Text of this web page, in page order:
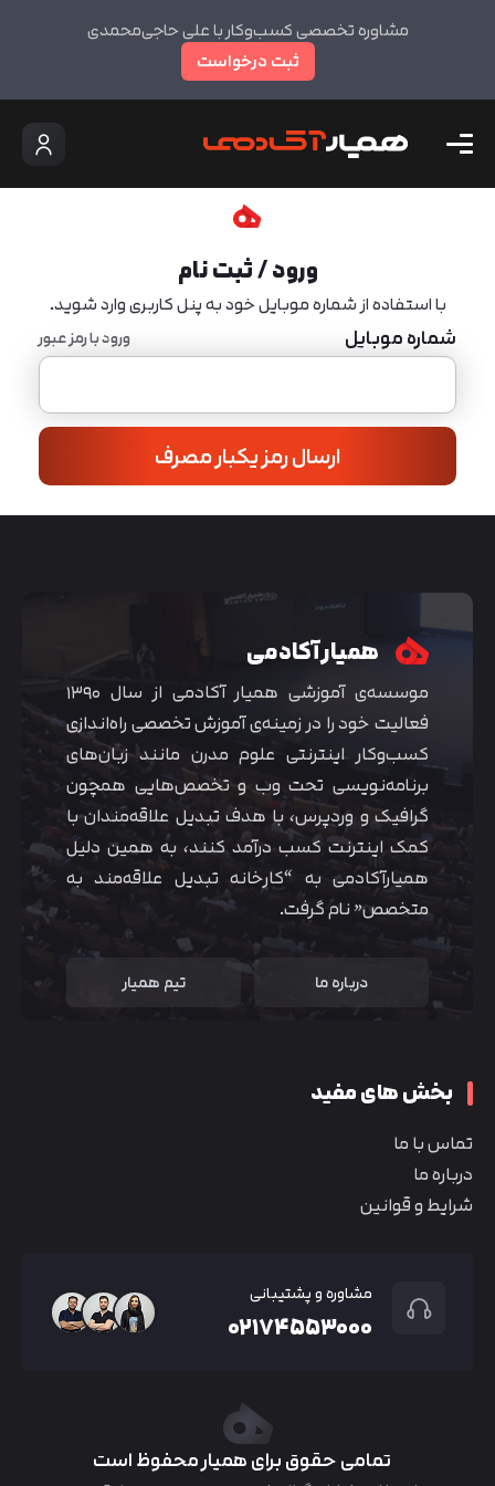
مشاوره تخصصی کسب‌وکار با علی حاجی‌محمدی
ثبت درخواست
ورود / ثبت نام
با استفاده از شماره موبایل خود به پنل کاربری وارد شوید.
شماره موبایل ورود با رمز عبور
ارسال رمز یکبار مصرف
همیار آکادمی
موسسه‌ی آموزشی همیار آکادمی از سال ۱۳۹۰
فعالیت خود را در زمینه‌ی آموزش تخصصی راه‌اندازی
کسب‌و‌کار اینترنتی علوم مدرن مانند زبان‌های
برنامه‌نویسی تحت وب و تخصص‌هایی همچون
گرافیک و وردپرس، با هدف تبدیل علاقه‌مندان با
کمک اینترنت کسب درآمد کنند، به همین دلیل
همیارآکادمی به “کارخانه تبدیل علاقه‌مند به
متخصص” نام گرفت.
درباره ما تیم همیار
بخش های مفید
تماس با ما
درباره ما
شرایط و قوانین
مشاوره و پشتیبانی
۰۲۱۷۴۵۵۳۰۰۰
تمامی حقوق برای همیار محفوظ است
متوجه شدم